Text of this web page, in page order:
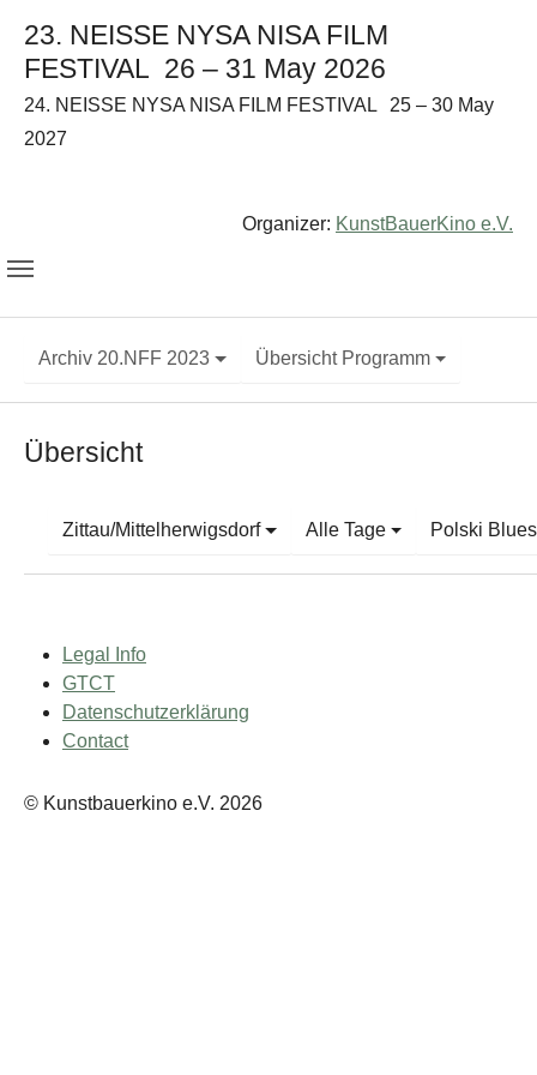
23. NEISSE NYSA NISA FILM
FESTIVAL 26 – 31 May 2026
24. NEISSE NYSA NISA FILM FESTIVAL
25 – 30 May
2027
Organizer: KunstBauerKino e.V.
Archiv 20.NFF 2023 Übersicht Programm
Übersicht
Zittau/Mittelherwigsdorf Alle Tage Polski Blues
Legal Info
GTCT
Datenschutzerklärung
Contact
© Kunstbauerkino e.V. 2026